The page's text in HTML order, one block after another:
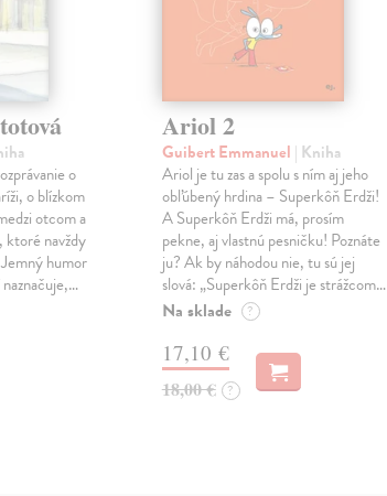
o
o blízkom
otcom a
ktoré navždy
humor
Ariol 2
Guibert Emmanuel | Kniha
Ariol je tu zas a spolu s ním aj jeho
obľúbený hrdina – Superkôň Erdži!
A Superkôň Erdži má, prosím
pekne, aj vlastnú pesničku! Poznáte
ju? Ak by náhodou nie, tu sú jej
slová: „Superkôň Erdži je strážcom…
Na sklade ?
17,10 €
18,00 € ?